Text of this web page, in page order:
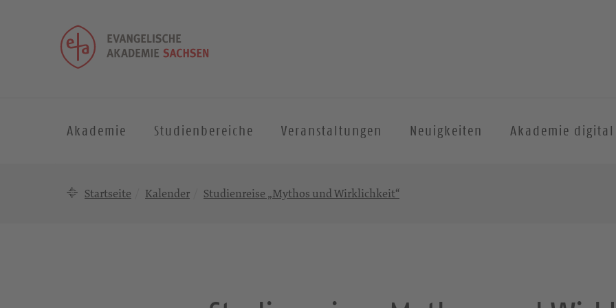
Akademie Studienbereiche Veranstaltungen Neuigkeiten Akademie digital
Startseite Kalender Studienreise „Mythos und Wirklichkeit“